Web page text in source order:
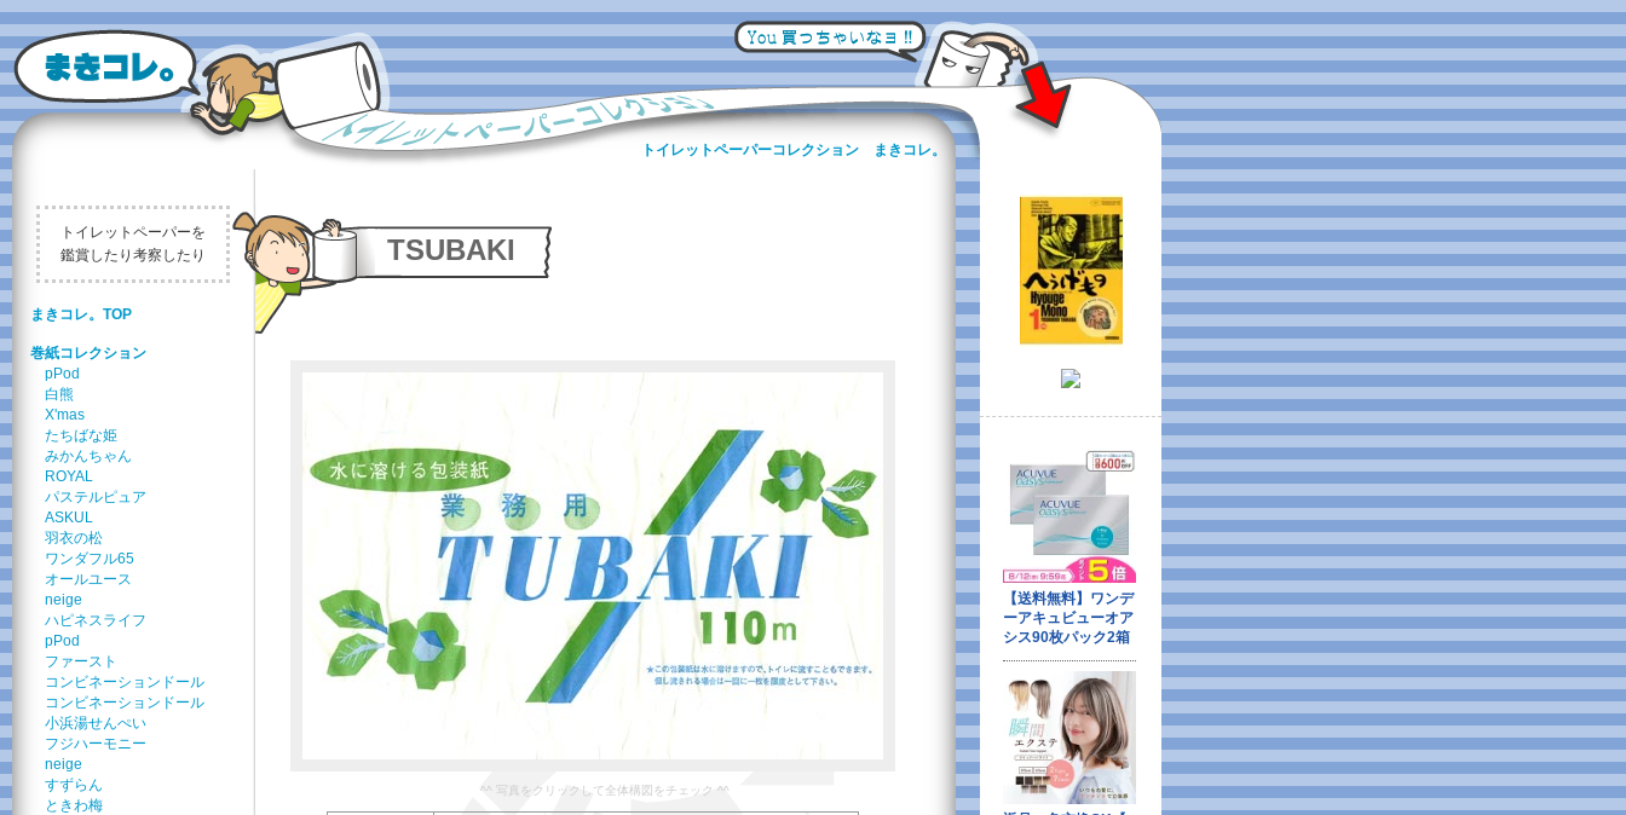
トイレットペーパーコレクション まきコレ。
トイレットペーパーを
鑑賞したり考察したり
まきコレ。TOP
巻紙コレクション
pPod
白熊
X'mas
たちばな姫
みかんちゃん
ROYAL
パステルピュア
ASKUL
羽衣の松
ワンダフル65
オールユース
neige
ハピネスライフ
pPod
ファースト
コンビネーションドール
コンビネーションドール
小浜湯せんぺい
フジハーモニー
neige
すずらん
ときわ梅
TSUBAKI
^^ 写真をクリックして全体構図をチェック ^^